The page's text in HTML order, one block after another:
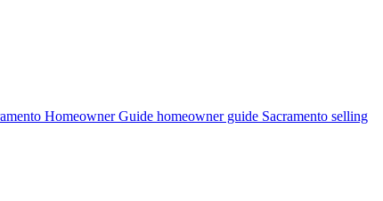
Homeowner Guide homeowner guide Sacramento selling